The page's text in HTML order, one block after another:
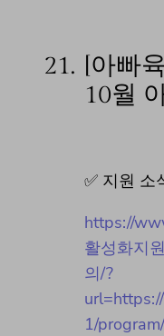
21. [아빠
10월
✅ 지원
https://
활성화지
의/?
1/